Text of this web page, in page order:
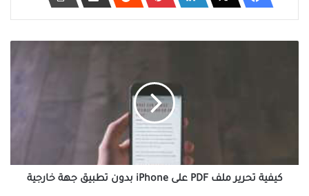
جهة
خارجيةكيفية تحرير ملف PDF على iPhone بدون تطبيق جهة خارجية